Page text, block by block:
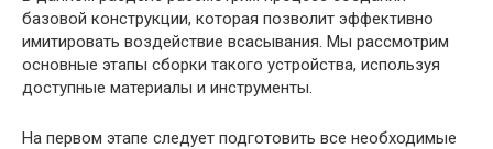
базовой конструкции, которая позволит эффективно
имитировать воздействие всасывания. Мы рассмотрим
основные этапы сборки такого устройства, используя
доступные материалы и инструменты.
На первом этапе следует подготовить все необходимые